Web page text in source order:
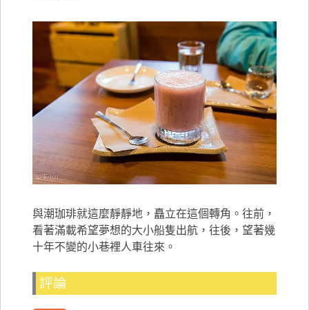
與潮珈琲就這麼靜靜地，矗立在這個轉角。往前，
看著滿載希望夢想的大小船隻出航，往後，望著幾
十年不變的小巷裡人車往來。
評論